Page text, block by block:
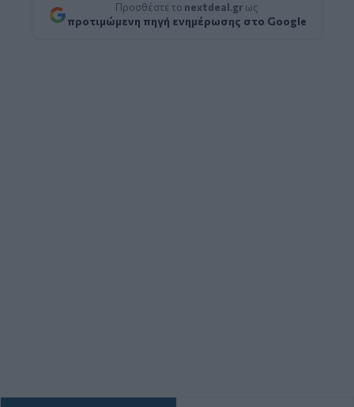
Προσθέστε το nextdeal.gr ως
προτιμώμενη πηγή ενημέρωσης στο Google